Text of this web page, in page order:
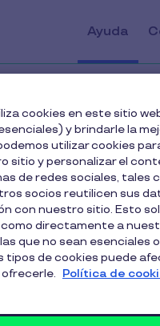
Ayuda
cookies en este sitio
y brindarle la
utilizar cookies
sitio y personalizar el
de redes sociales, tales
socios reutilicen sus
con nuestro sitio. Esto
directamente a
que no sean esenciales
tipos de cookies puede
Política de